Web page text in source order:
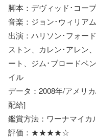
脚本：デヴィッド･コープ
音楽：ジョン･ウィリア
出演：ハリソン･フォー
ストン、カレン･アレン
ート、ジム･ブロードベ
イル
データ：2008年/アメリ
配給]
鑑賞方法：ワーナマイカ
評価：★★★★☆